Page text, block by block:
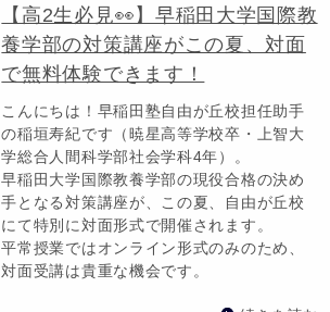
【高2生必見👀】早稲田大学国際教
養学部の対策講座がこの夏、対面
で無料体験できます！
こんにちは！早稲田塾自由が丘校担任助手
の稲垣寿紀です（暁星高等学校卒・上智大
学総合人間科学部社会学科4年）。
早稲田大学国際教養学部の現役合格の決め
手となる対策講座が、この夏、自由が丘校
にて特別に対面形式で開催されます。
平常授業ではオンライン形式のみのため、
対面受講は貴重な機会です。